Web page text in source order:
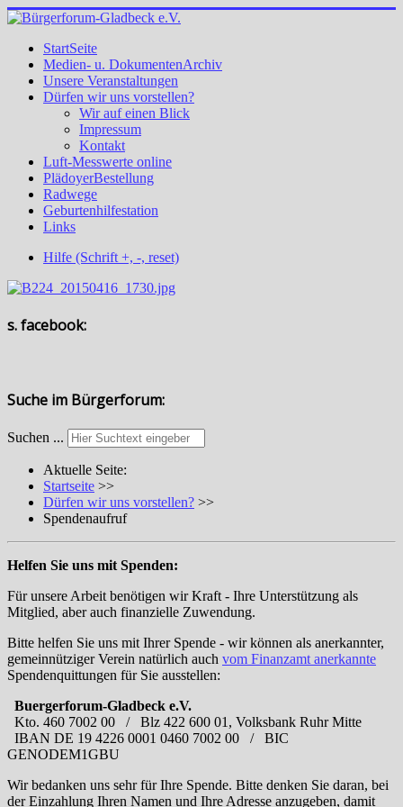
StartSeite
Medien- u. DokumentenArchiv
Unsere Veranstaltungen
Dürfen wir uns vorstellen?
Wir auf einen Blick
Impressum
Kontakt
Luft-Messwerte online
PlädoyerBestellung
Radwege
Geburtenhilfestation
Links
Hilfe (Schrift +, -, reset)
s. facebook:
Suche im Bürgerforum:
Suchen ...
Aktuelle Seite:
Startseite >>
Dürfen wir uns vorstellen? >>
Spendenaufruf
Helfen Sie uns mit Spenden:
Für unsere Arbeit benötigen wir Kraft - Ihre Unterstützung als
Mitglied, aber auch finanzielle Zuwendung.
Bitte helfen Sie uns mit Ihrer Spende - wir können als anerkannter,
gemeinnütziger Verein natürlich auch vom Finanzamt anerkannte
Spendenquittungen für Sie ausstellen:
Buergerforum-Gladbeck e.V.
Kto. 460 7002 00 / Blz 422 600 01, Volksbank Ruhr Mitte
IBAN DE 19 4226 0001 0460 7002 00 / BIC
GENODEM1GBU
Wir bedanken uns sehr für Ihre Spende. Bitte denken Sie daran, bei
der Einzahlung Ihren Namen und Ihre Adresse anzugeben, damit